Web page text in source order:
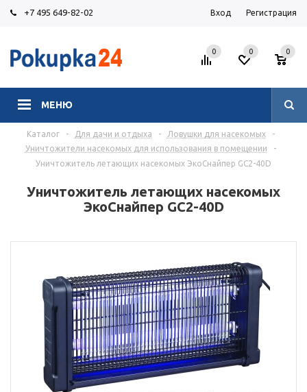
+7 495 649-82-02 Вход Регистрация
МЕНЮ
0 0
0
Каталог - Для дачи и отдыха - Ловушки для насекомых
-
Уничтожители насекомых для использования в помещении
-
Уничтожитель летающих насекомых ЭкоСнайпер GC2-40D
Уничтожитель летающих насекомых
ЭкоСнайпер GC2-40D